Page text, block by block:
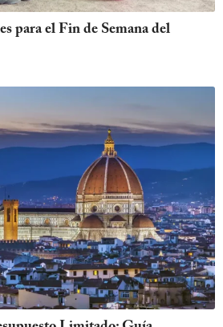
para el Fin de Semana del